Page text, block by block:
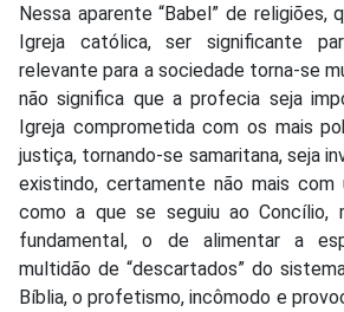
Nessa aparente “Babel” de religiões,
Igreja católica, ser significante
relevante para a sociedade torna-se
não significa que a profecia seja
Igreja comprometida com os mais
justiça, tornando-se samaritana, seja
existindo, certamente não mais com
como a que se seguiu ao Concílio,
fundamental, o de alimentar a
multidão de “descartados” do
Bíblia, o profetismo, incômodo e